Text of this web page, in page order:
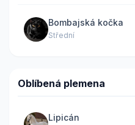
Bombajská kočka
Střední
Oblíbená plemena
Lipicán